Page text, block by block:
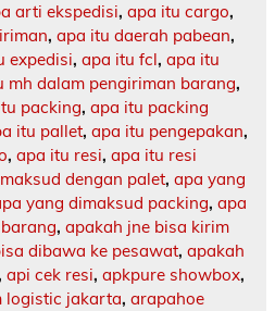
arti ekspedisi, apa itu cargo,
, apa itu daerah pabean,
expedisi, apa itu fcl, apa itu
mh dalam pengiriman barang,
packing, apa itu packing
itu pallet, apa itu pengepakan,
, apa itu resi, apa itu resi
dengan palet, apa yang
yang dimaksud packing, apa
, apakah jne bisa kirim
dibawa ke pesawat, apakah
api cek resi, apkpure showbox,
logistic jakarta, arapahoe